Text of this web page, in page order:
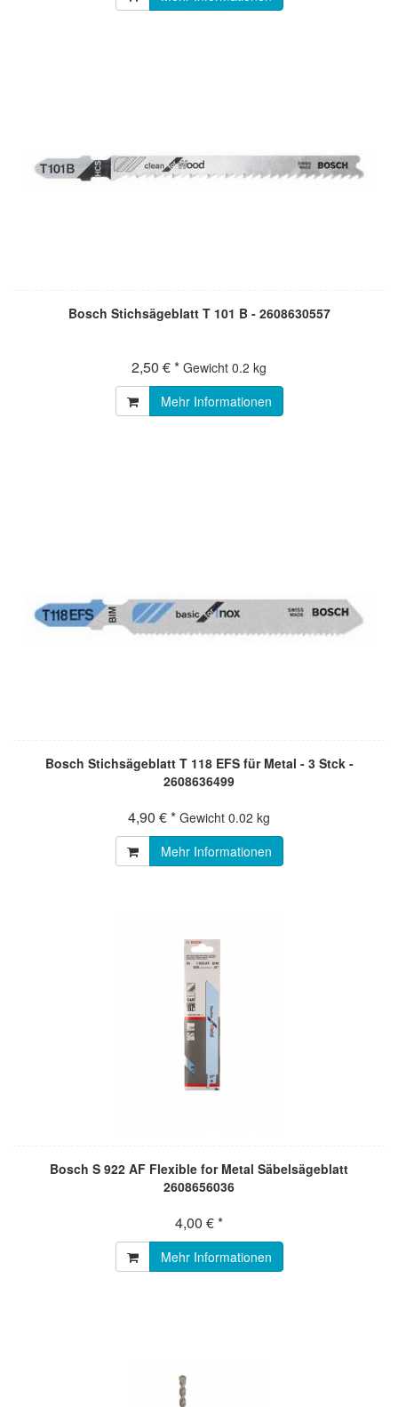
Bosch Stichsägeblatt T 101 B - 2608630557
2,50 € * Gewicht 0.2 kg
Mehr Informationen
Bosch Stichsägeblatt T 118 EFS für Metal - 3 Stck -
2608636499
4,90 € * Gewicht 0.02 kg
Mehr Informationen
Bosch S 922 AF Flexible for Metal Säbelsägeblatt
2608656036
4,00 € *
Mehr Informationen